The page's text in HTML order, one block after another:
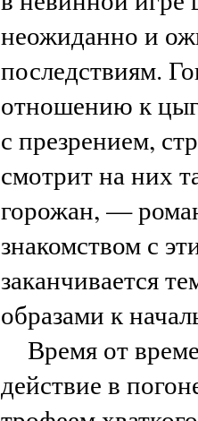
неожиданно и
последствиям.
отношению к
с презрением,
смотрит на них
горожан, —
знакомством с
заканчивается
образами к
Время от
действие в